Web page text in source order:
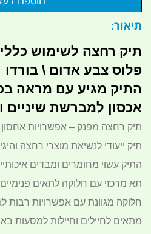
תיאור:
תיק רחצה לשימוש כללי
פלוס צבע אדום \ בורדו
התיק מגיע עם מראה
אכסון למברשת שיניים
תיק רחצה מפנק – אפשרויות אחסון
תיק ייעודי לנשיאת מוצרי רחצה
התיק עשוי מחומרים ומבדים
תא מרכזי עם חלוקה לתאים
חלוקה מגוונת עם אפשרויות רבות
מתאים לחיילים וחיילות למסעות